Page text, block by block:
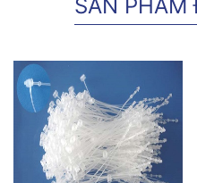
SẢN PHẨM